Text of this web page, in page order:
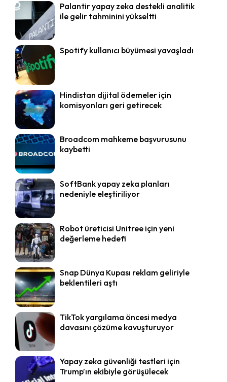
Palantir yapay zeka destekli analitik
ile gelir tahminini yükseltti
Spotify kullanıcı büyümesi yavaşladı
Hindistan dijital ödemeler için
komisyonları geri getirecek
Broadcom mahkeme başvurusunu
kaybetti
SoftBank yapay zeka planları
nedeniyle eleştiriliyor
Robot üreticisi Unitree için yeni
değerleme hedefi
Snap Dünya Kupası reklam geliriyle
beklentileri aştı
TikTok yargılama öncesi medya
davasını çözüme kavuşturuyor
Yapay zeka güvenliği testleri için
Trump’ın ekibiyle görüşülecek